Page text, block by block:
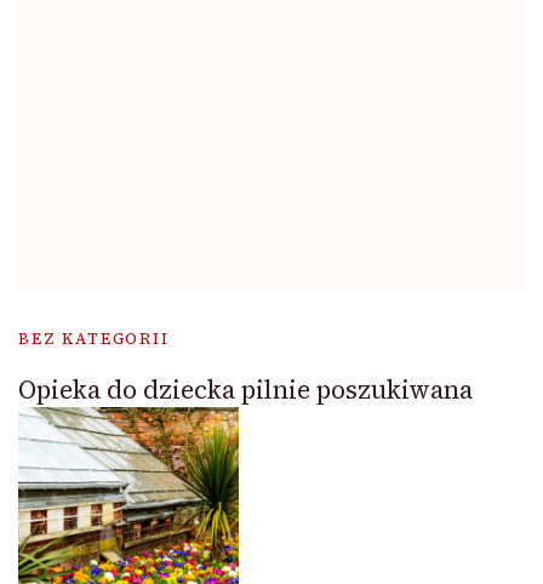
BEZ KATEGORII
Opieka do dziecka pilnie poszukiwana